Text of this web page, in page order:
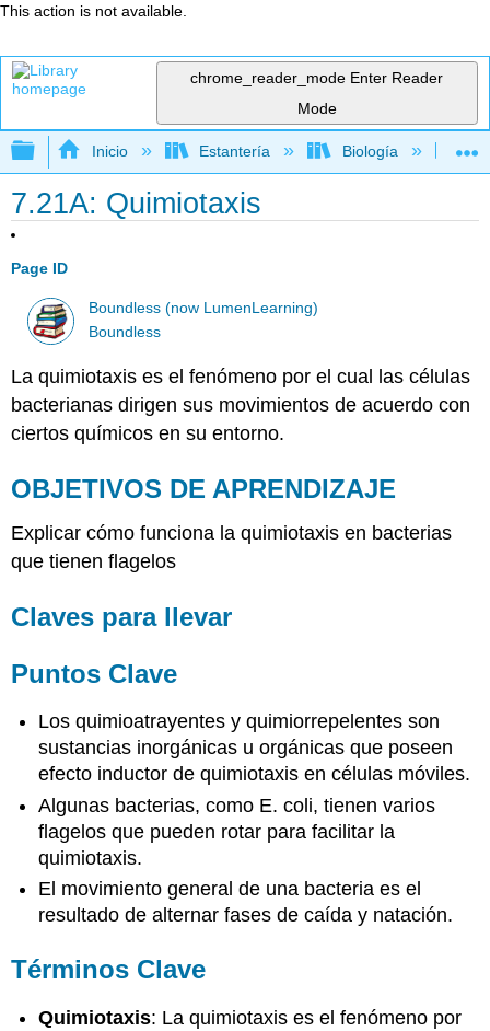
This action is not available.
chrome_reader_mode Enter Reader
Mode
Expandir/contraer jerarquía global
Inicio Estantería Biología
7.21A: Quimiotaxis
Page ID
Boundless (now LumenLearning)
Boundless
La quimiotaxis es el fenómeno por el cual las células
bacterianas dirigen sus movimientos de acuerdo con
ciertos químicos en su entorno.
OBJETIVOS DE APRENDIZAJE
Explicar cómo funciona la quimiotaxis en bacterias
que tienen flagelos
Claves para llevar
Puntos Clave
Los quimioatrayentes y quimiorrepelentes son
sustancias inorgánicas u orgánicas que poseen
efecto inductor de quimiotaxis en células móviles.
Algunas bacterias, como E. coli, tienen varios
flagelos que pueden rotar para facilitar la
quimiotaxis.
El movimiento general de una bacteria es el
resultado de alternar fases de caída y natación.
Términos Clave
Quimiotaxis: La quimiotaxis es el fenómeno por